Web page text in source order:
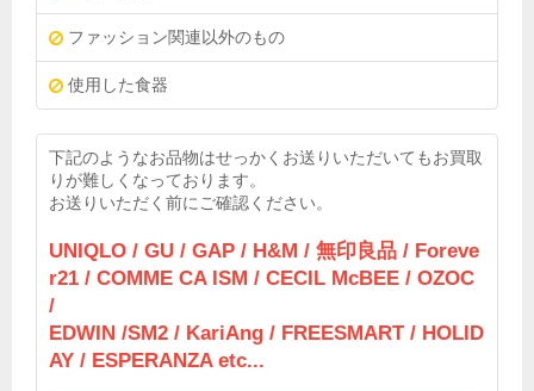
ファッション関連以外のもの
使用した食器
下記のようなお品物はせっかくお送りいただいてもお買取
りが難しくなっております。
お送りいただく前にご確認ください。
UNIQLO / GU / GAP / H&M / 無印良品 / Foreve
r21 / COMME CA ISM / CECIL McBEE / OZOC
/
EDWIN /SM2 / KariAng / FREESMART / HOLID
AY / ESPERANZA etc...